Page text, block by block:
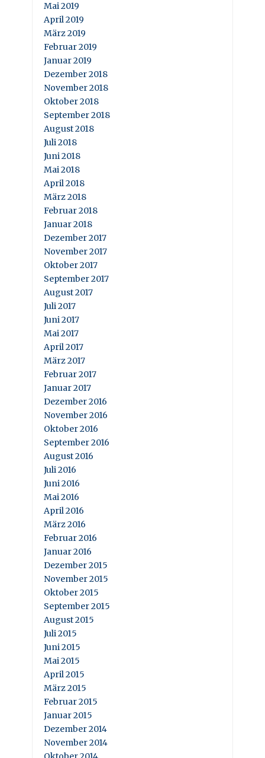
Mai 2019
April 2019
März 2019
Februar 2019
Januar 2019
Dezember 2018
November 2018
Oktober 2018
September 2018
August 2018
Juli 2018
Juni 2018
Mai 2018
April 2018
März 2018
Februar 2018
Januar 2018
Dezember 2017
November 2017
Oktober 2017
September 2017
August 2017
Juli 2017
Juni 2017
Mai 2017
April 2017
März 2017
Februar 2017
Januar 2017
Dezember 2016
November 2016
Oktober 2016
September 2016
August 2016
Juli 2016
Juni 2016
Mai 2016
April 2016
März 2016
Februar 2016
Januar 2016
Dezember 2015
November 2015
Oktober 2015
September 2015
August 2015
Juli 2015
Juni 2015
Mai 2015
April 2015
März 2015
Februar 2015
Januar 2015
Dezember 2014
November 2014